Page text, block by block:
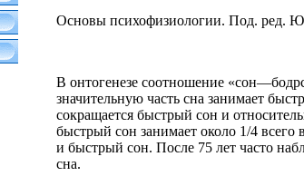
Основы психофизиологии. Под. ред.
В онтогенезе соотношение
значительную часть сна занимает
сокращается быстрый сон и
быстрый сон занимает около 1/4 всего
и быстрый сон. После 75 лет часто
сна.